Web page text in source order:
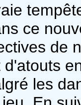
ce
de
les